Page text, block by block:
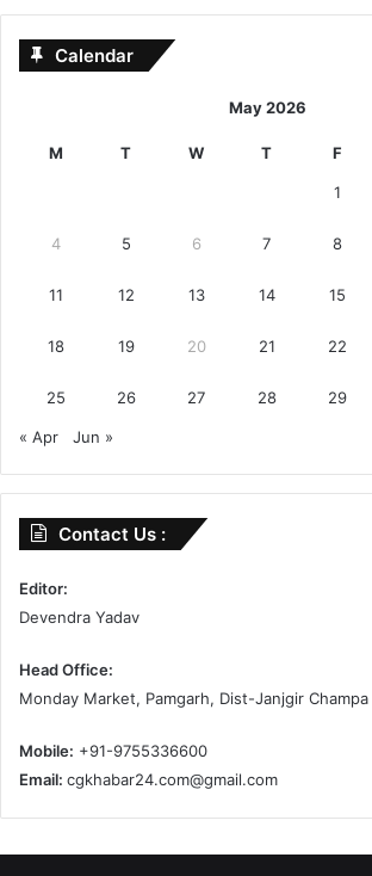
Calendar
May 2026
M T W T F
1
4 5 6 7 8
11 12 13 14 15
18 19 20 21 22
25 26 27 28 29
« Apr Jun »
Contact Us :
Editor:
Devendra Yadav
Head Office:
Monday Market, Pamgarh, Dist-Janjgir Champa
Mobile: +91-9755336600
Email: cgkhabar24.com@gmail.com